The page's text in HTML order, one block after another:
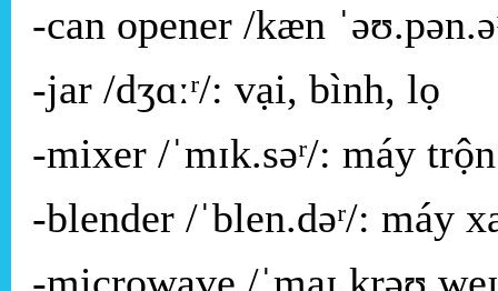
-can opener /kæn
-jar /dʒɑːʳ/: vại, bình, lọ
-mixer /ˈmɪk.səʳ/: máy trộn
-blender /ˈblen.dəʳ/: máy